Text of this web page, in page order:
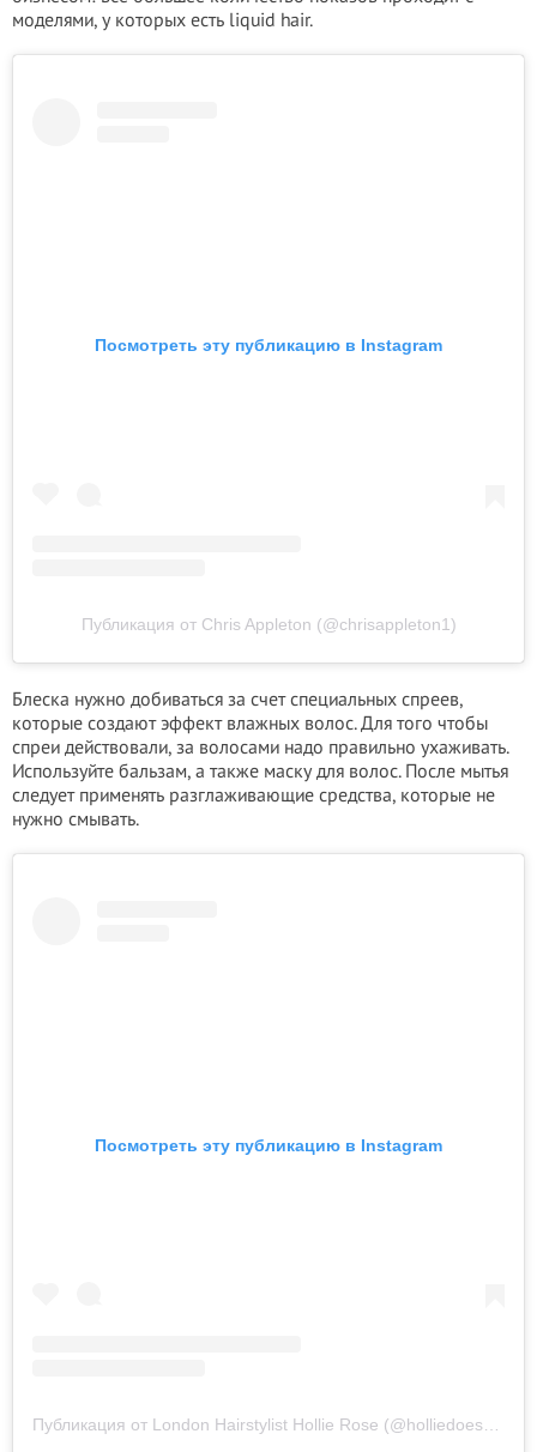
моделями, у которых есть liquid hair.
Посмотреть эту публикацию в Instagram
Публикация от Chris Appleton (@chrisappleton1)
Блеска нужно добиваться за счет специальных спреев,
которые создают эффект влажных волос. Для того чтобы
спреи действовали, за волосами надо правильно ухаживать.
Используйте бальзам, а также маску для волос. После мытья
следует применять разглаживающие средства, которые не
нужно смывать.
Посмотреть эту публикацию в Instagram